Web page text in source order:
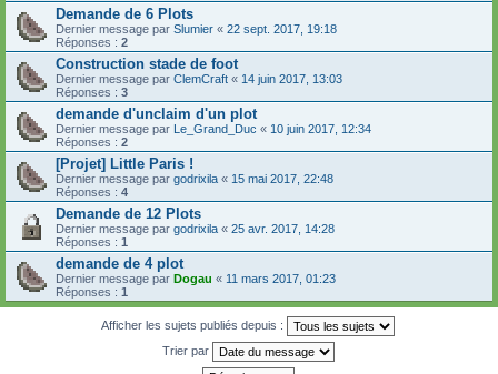
Demande de 6 Plots
Dernier message par Slumier « 22 sept. 2017, 19:18
Réponses : 2
Construction stade de foot
Dernier message par ClemCraft « 14 juin 2017, 13:03
Réponses : 3
demande d'unclaim d'un plot
Dernier message par Le_Grand_Duc « 10 juin 2017, 12:34
Réponses : 2
[Projet] Little Paris !
Dernier message par godrixila « 15 mai 2017, 22:48
Réponses : 4
Demande de 12 Plots
Dernier message par godrixila « 25 avr. 2017, 14:28
Réponses : 1
demande de 4 plot
Dernier message par Dogau « 11 mars 2017, 01:23
Réponses : 1
Afficher les sujets publiés depuis :
Trier par